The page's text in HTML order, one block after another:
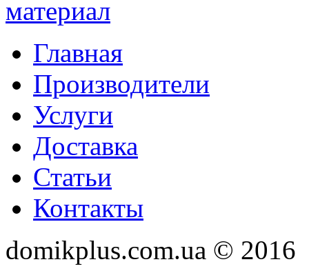
Главная
Производители
Услуги
Доставка
Статьи
Контакты
domikplus.com.ua © 2016